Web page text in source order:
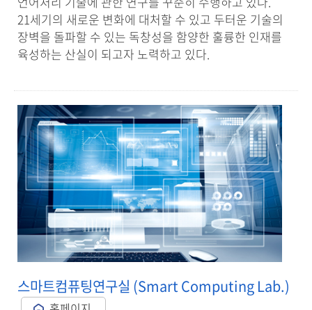
21세기의 새로운 변화에 대처할 수 있고 두터운 기술의
장벽을 돌파할 수 있는 독창성을 함양한 훌륭한 인재를
육성하는 산실이 되고자 노력하고 있다.
스마트컴퓨팅연구실 (Smart Computing Lab.)